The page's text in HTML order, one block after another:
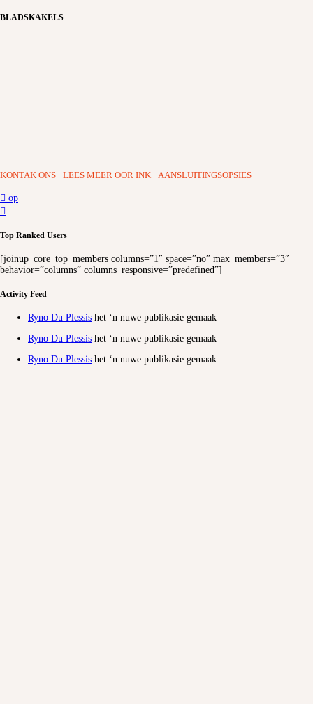
BLADSKAKELS
KONTAK ONS LEES MEER OOR INK AANSLUITINGSOPSIES
op
Top Ranked Users
[joinup_core_top_members columns=”1″ space=”no” max_members=”3″
behavior=”columns” columns_responsive=”predefined”]
Activity Feed
Ryno Du Plessis het ‘n nuwe publikasie gemaak
Ryno Du Plessis het ‘n nuwe publikasie gemaak
Ryno Du Plessis het ‘n nuwe publikasie gemaak